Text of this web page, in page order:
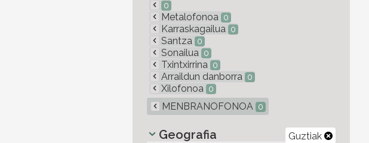
0
Metalofonoa 0
Karraskagailua 0
Santza 0
Sonailua 0
Txintxirrina 0
Arraildun danborra 0
Xilofonoa 0
MENBRANOFONOA 0
Guztiak
Geografia